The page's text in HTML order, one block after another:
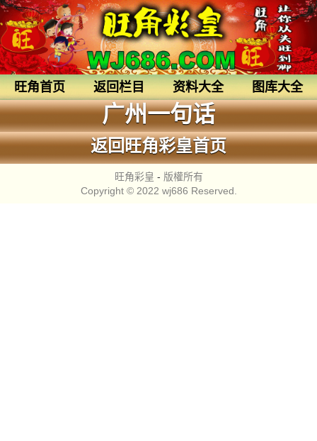
旺角首页 返回栏目 资料大全 图库大全
广州一句话
返回旺角彩皇首页
旺角彩皇 - 版權所有
Copyright © 2022 wj686 Reserved.